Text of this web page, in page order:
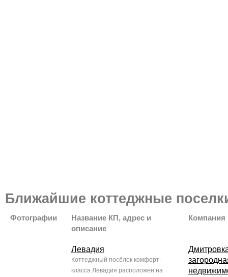
Ближайшие коттеджные
Фотографии
Название КП, адрес и
описание
Компания
Левадия
Коттеджный посёлок комфорт-
класса Левадия расположен на